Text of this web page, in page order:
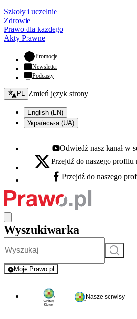
Szkoły i uczelnie
Zdrowie
Prawo dla każdego
Akty Prawne
Promocje- otwiera się w nowej karcie
Newsletter
Podcasty
Zmień język - bieżący:
PL Zmień język strony
English (EN)
Українська (UA)
Youtube - otwiera się w nowej
Odwiedź nasz kanał w
X - otwiera się w nowej karcie
Przejdź do naszego
Facebook - otwiera się w nowej
Przejdź do naszego
Wyszukiwarka
Szukaj
Moje Prawo.pl
- rejestracja i logowanie do serwisu
Nasze serwisy